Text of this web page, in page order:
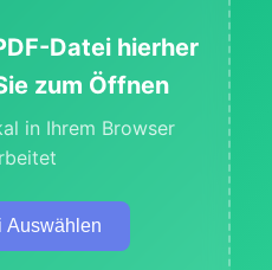
Datei hierher
zum Öffnen
in Ihrem Browser
Auswählen